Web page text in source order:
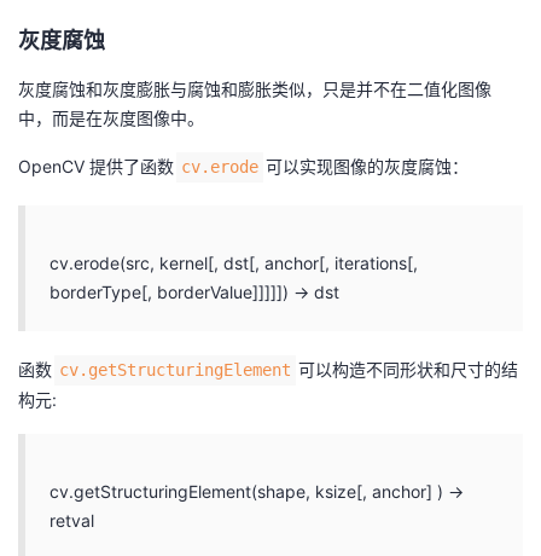
灰度腐蚀
灰度腐蚀和灰度膨胀与腐蚀和膨胀类似，只是并不在二值化图像
中，而是在灰度图像中。
OpenCV 提供了函数 cv.erode 可以实现图像的灰度腐蚀：
cv.erode(src, kernel[, dst[, anchor[, iterations[,
borderType[, borderValue]]]]]) → dst
函数 cv.getStructuringElement 可以构造不同形状和尺寸的结
构元:
cv.getStructuringElement(shape, ksize[, anchor] ) ->
retval